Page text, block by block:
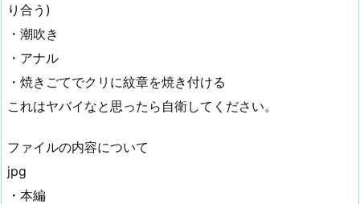
り合う)
・潮吹き
・アナル
・焼きごてでクリに紋章を焼き付ける
これはヤバイなと思ったら自衛してください。
ファイルの内容について
jpg
・本編